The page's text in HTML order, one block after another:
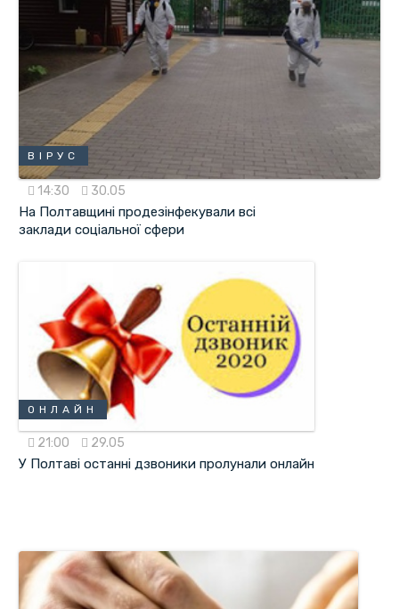
ВІРУС
14:30 30.05
На Полтавщині продезінфекували всі
заклади соціальної сфери
ОНЛАЙН
21:00 29.05
У Полтаві останні дзвоники пролунали онлайн